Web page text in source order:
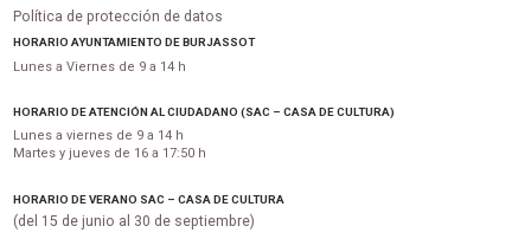
Política de protección de datos
HORARIO AYUNTAMIENTO DE BURJASSOT
Lunes a Viernes de 9 a 14 h
HORARIO DE ATENCIÓN AL CIUDADANO (SAC – CASA DE CULTURA)
Lunes a viernes de 9 a 14 h
Martes y jueves de 16 a 17:50 h
HORARIO DE VERANO SAC – CASA DE CULTURA
(del 15 de junio al 30 de septiembre)